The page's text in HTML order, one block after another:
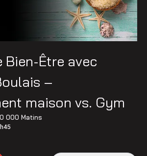
Bien-Être avec
–
maison vs. Gym
000 Matins